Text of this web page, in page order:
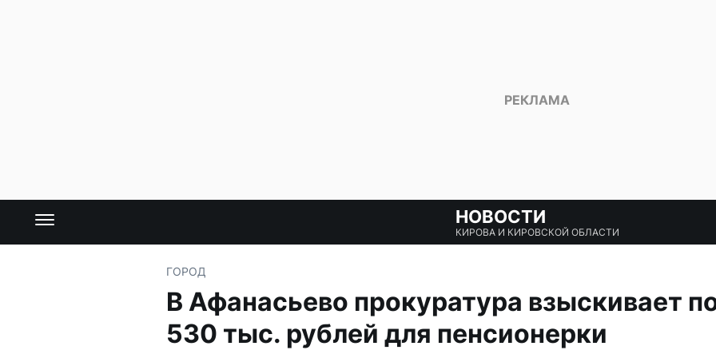
НОВОСТИ
КИРОВА И КИРОВСКОЙ ОБЛАСТИ
ГОРОД
В Афанасьево прокуратура взыскивает
530 тыс. рублей для пенсионерки